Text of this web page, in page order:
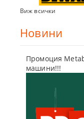
Виж всички
Новини
Промоция
машини!!!